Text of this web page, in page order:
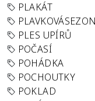
PLAKÁT
PLES UPÍRŮ
POČASÍ
POHÁDKA
POCHOUTKY
POKLAD